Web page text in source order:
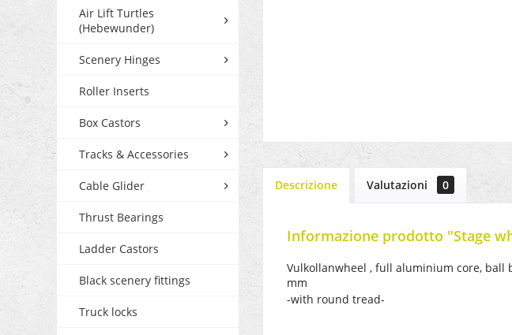
Air Lift Turtles
(Hebewunder)
Scenery Hinges
Roller Inserts
Box Castors
Tracks & Accessories
Cable Glider
Thrust Bearings
Ladder Castors
Black scenery fittings
Truck locks
Descrizione Valutazioni 0
Informazione prodotto "Stage
Vulkollanwheel , full aluminium core, ball
mm
-with round tread-